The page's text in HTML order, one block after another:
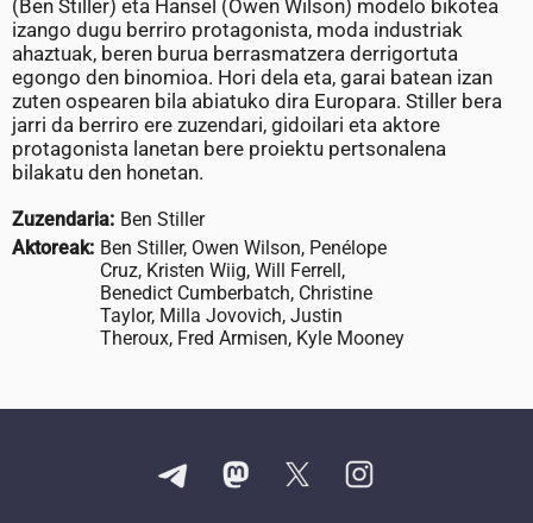
(Ben Stiller) eta Hansel (Owen Wilson) modelo bikotea
izango dugu berriro protagonista, moda industriak
ahaztuak, beren burua berrasmatzera derrigortuta
egongo den binomioa. Hori dela eta, garai batean izan
zuten ospearen bila abiatuko dira Europara. Stiller bera
jarri da berriro ere zuzendari, gidoilari eta aktore
protagonista lanetan bere proiektu pertsonalena
bilakatu den honetan.
Zuzendaria: Ben Stiller
Aktoreak: Ben Stiller, Owen Wilson, Penélope
Cruz, Kristen Wiig, Will Ferrell,
Benedict Cumberbatch, Christine
Taylor, Milla Jovovich, Justin
Theroux, Fred Armisen, Kyle Mooney